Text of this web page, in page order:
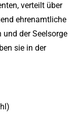
verteilt über
ehrenamtliche
und der Seelsorge
sie in der